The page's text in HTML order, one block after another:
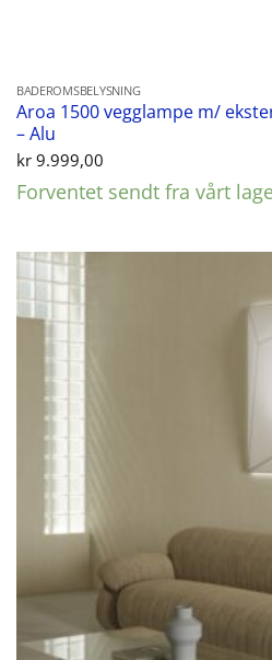
BADEROMSBELYSNING
Aroa 1500 vegglampe m/
– Alu
kr9.999,00
Forventet sendt fra vårt